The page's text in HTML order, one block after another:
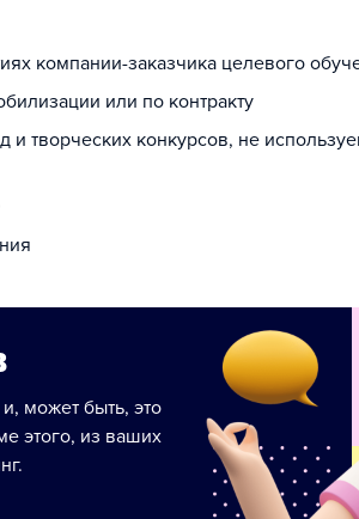
компании-заказчика целевого
или по контракту
и творческих конкурсов, не
может быть, это
этого, из ваших